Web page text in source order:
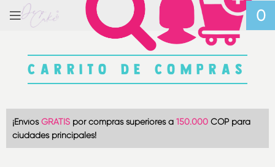
0
CARRITO DE COMPRAS
¡EnvíosGRATIS por compras superiores a150.000 COP para
ciudades principales!